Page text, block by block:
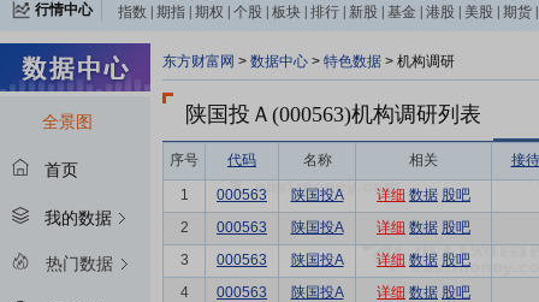
行情中心 指数 期指 期权 个股 板块 排行 新股 基金 港股 美股 期货
全景图
首页
我的数据
热门数据
东方财富网 > 数据中心 > 特色数据 > 机构调研
陕国投Ａ(000563)机构调研列表
序号 代码 名称 相关 接
1 000563 陕国投A 详细 数据 股吧
2
000563 陕国投A 详细 数据 股吧
3
000563 陕国投A 详细 数据 股吧
4
000563 陕国投A 详细 数据 股吧